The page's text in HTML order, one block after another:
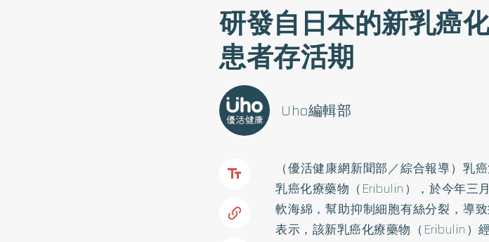
研發自日本的新乳癌
患者存活期
Uho編輯部
（優活健康網新聞部／綜合報導） 乳癌
乳癌化療藥物（Eribulin），於今年三
軟海綿，幫助抑制細胞有絲分裂，導
表示，該新乳癌化療藥物（Eribulin）